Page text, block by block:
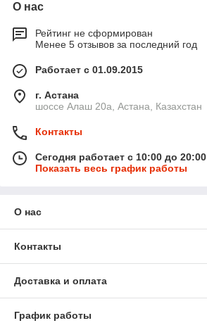
О нас
Рейтинг не сформирован
Менее 5 отзывов за последний год
Работает с 01.09.2015
г. Астана
шоссе Алаш 20а, Астана, Казахстан
Контакты
Сегодня работает с 10:00 до 20:00
Показать весь график работы
О нас
Контакты
Доставка и оплата
График работы